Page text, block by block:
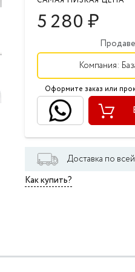
5 280₽
Компания:
Оформите заказ или
Доставка по
Как купить?